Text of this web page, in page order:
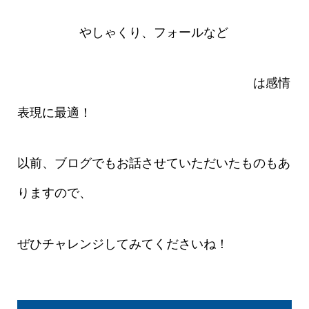
やしゃくり、フォールなど
は感情
表現に最適！
以前、ブログでもお話させていただいたものもあ
りますので、
ぜひチャレンジしてみてくださいね！